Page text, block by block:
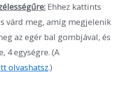
Ehhez kattints
várd meg, amíg megjelenik
az egér bal gombjával, és
4 egységre. (A
olvashatsz.)